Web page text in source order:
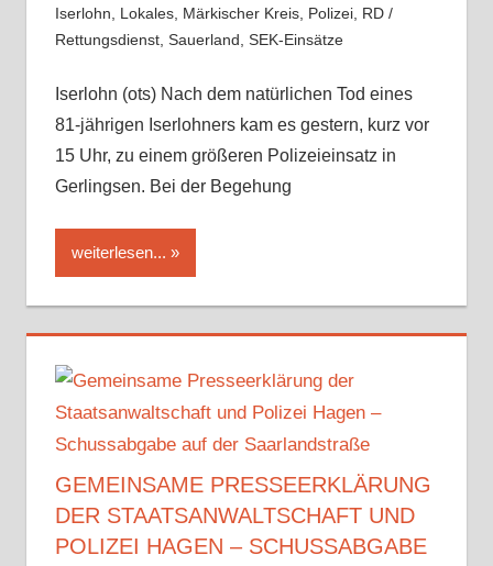
Iserlohn
Lokales, Märkischer Kreis, Polizei, RD /
Rettungsdienst, Sauerland SEK-Einsätze
Iserlohn (ots) Nach dem natürlichen Tod eines
81-jährigen Iserlohners kam es gestern, kurz vor
15 Uhr, zu einem größeren Polizeieinsatz in
Gerlingsen. Bei der Begehung
weiterlesen...
GEMEINSAME PRESSEERKLÄRUNG
DER STAATSANWALTSCHAFT UND
POLIZEI HAGEN – SCHUSSABGABE